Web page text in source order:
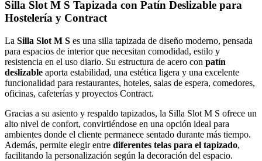
Silla Slot M S Tapizada con Patín Deslizable para
Hostelería y Contract
La Silla Slot M S es una silla tapizada de diseño moderno, pensada
para espacios de interior que necesitan comodidad, estilo y
resistencia en el uso diario. Su estructura de acero con patín
deslizable aporta estabilidad, una estética ligera y una excelente
funcionalidad para restaurantes, hoteles, salas de espera, comedores,
oficinas, cafeterías y proyectos Contract.
Gracias a su asiento y respaldo tapizados, la Silla Slot M S ofrece un
alto nivel de confort, convirtiéndose en una opción ideal para
ambientes donde el cliente permanece sentado durante más tiempo.
Además, permite elegir entre diferentes telas para el tapizado,
facilitando la personalización según la decoración del espacio.